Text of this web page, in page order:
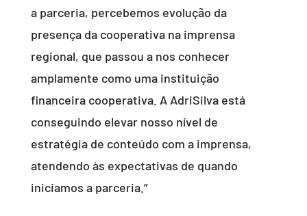
a parceria, percebemos evolução da
presença da cooperativa na imprensa
regional, que passou a nos conhecer
amplamente como uma instituição
financeira cooperativa. A AdriSilva está
conseguindo elevar nosso nível de
estratégia de conteúdo com a imprensa,
atendendo às expectativas de quando
iniciamos a parceria.”